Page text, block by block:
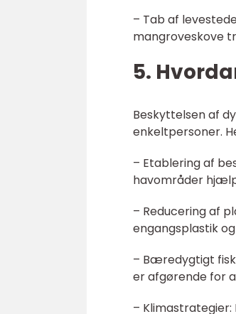
– Tab af
mangroveskove
5.
Beskyttelsen af
enkeltpersoner.
– Etablering af
havområder
– Reducering af
engangsplastik
– Bæredygtigt
er afgørende for
–